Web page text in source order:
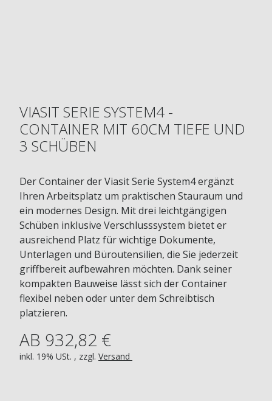
VIASIT SERIE SYSTEM4 -
CONTAINER MIT 60CM TIEFE UND
3 SCHÜBEN
Der Container der Viasit Serie System4 ergänzt
Ihren Arbeitsplatz um praktischen Stauraum und
ein modernes Design. Mit drei leichtgängigen
Schüben inklusive Verschlusssystem bietet er
ausreichend Platz für wichtige Dokumente,
Unterlagen und Büroutensilien, die Sie jederzeit
griffbereit aufbewahren möchten. Dank seiner
kompakten Bauweise lässt sich der Container
flexibel neben oder unter dem Schreibtisch
platzieren.
AB 932,82 €
inkl. 19% USt. , zzgl. Versand